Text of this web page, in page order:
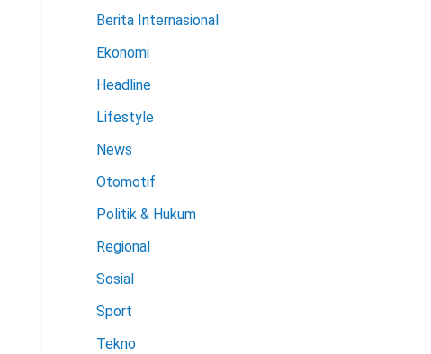
Berita Internasional
Ekonomi
Headline
Lifestyle
News
Otomotif
Politik & Hukum
Regional
Sosial
Sport
Tekno